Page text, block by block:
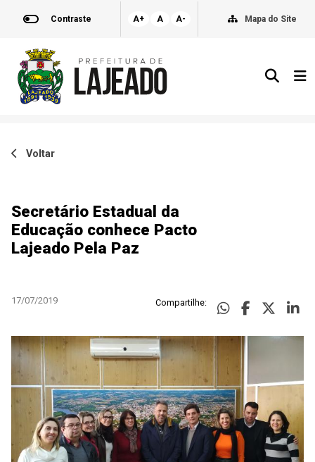
Contraste A+ A A- Mapa do Site
Voltar
Secretário Estadual da
Educação conhece Pacto
Lajeado Pela Paz
17/07/2019 Compartilhe: